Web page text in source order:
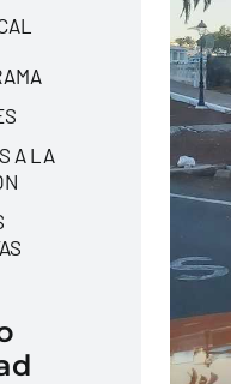
A LA